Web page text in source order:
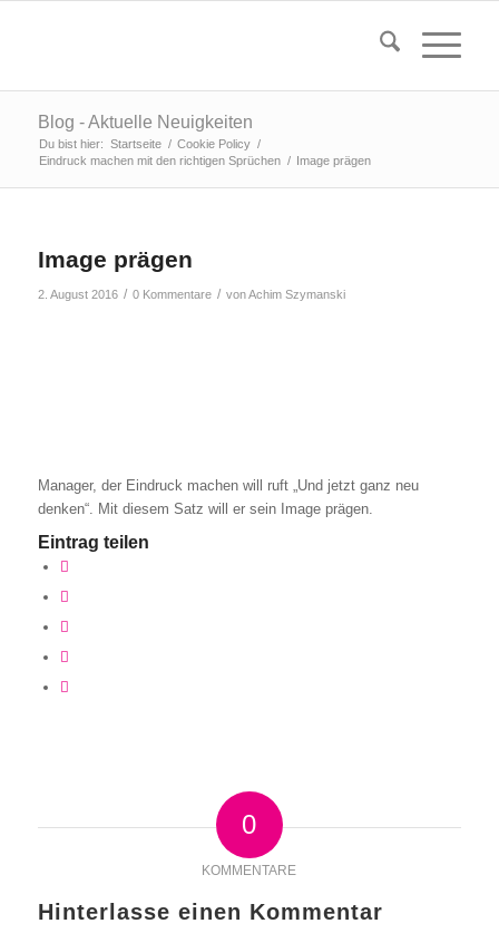
Blog - Aktuelle Neuigkeiten
Du bist hier: Startseite / Cookie Policy /
Eindruck machen mit den richtigen Sprüchen / Image prägen
Image prägen
2. August 2016 / 0 Kommentare / vonAchim Szymanski
Manager, der Eindruck machen will ruft „Und jetzt ganz neu
denken“. Mit diesem Satz will er sein Image prägen.
Eintrag teilen
0
KOMMENTARE
Hinterlasse einen Kommentar